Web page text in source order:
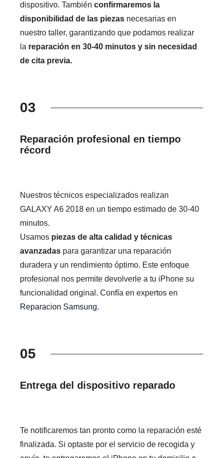
dispositivo. Tambiénconfirmaremos la
disponibilidad de las piezas necesarias en
nuestro taller, garantizando que podamos realizar
la reparación en 30-40 minutos y sin necesidad
de cita previa.
03
Reparación profesional en tiempo
récord
Nuestros técnicos especializados realizan
GALAXY A6 2018 en un tiempo estimado de 30-40
minutos.
Usamos piezas de alta calidad y técnicas
avanzadas para garantizar una reparación
duradera y un rendimiento óptimo. Este enfoque
profesional nos permite devolverle a tu iPhone su
funcionalidad original. Confía en expertos en
Reparacion Samsung.
05
Entrega del dispositivo reparado
Te notificaremos tan pronto como la reparación esté
finalizada. Si optaste por el servicio de recogida y